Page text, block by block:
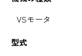
VSモータ
型式